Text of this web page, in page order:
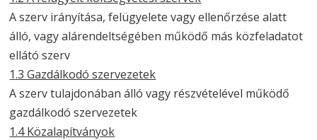
A szerv irányítása, felügyelete vagy ellenőrzése alatt
álló, vagy alárendeltségében működő más közfeladatot
ellátó szerv
1.3 Gazdálkodó szervezetek
A szerv tulajdonában álló vagy részvételével működő
gazdálkodó szervezetek
1.4 Közalapítványok